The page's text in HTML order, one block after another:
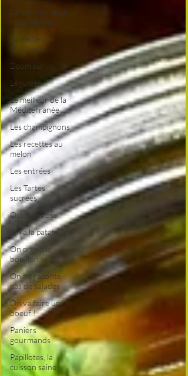
La Montagne ça
nous gagne !
La Reine des
Quiches
Zoom sur ...
Légumes
Le meilleur de la
Méditerranée
Les champignons
Les recettes au
melon
Les entrées
Les Tartes
sucrées
Octobre rose
On a la patate !
On prend le
bouillon !
On ne raconte
pas de salades
On va faire un
boeuf !
Paniers
gourmands
Papillotes, la
cuisson saine